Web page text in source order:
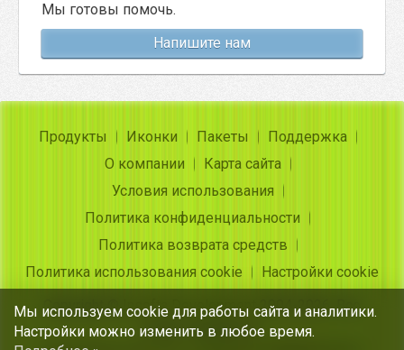
Мы готовы помочь.
Напишите нам
Продукты Иконки Пакеты
Поддержка
О компании
Карта сайта
Условия использования
Политика конфиденциальности
Политика возврата средств
Политика использования cookie
Настройки cookie
Copyright © Insofta Development 2004-2026. Все
права защищены
Мы используем cookie для работы сайта и аналитики.
Настройки можно изменить в любое время.